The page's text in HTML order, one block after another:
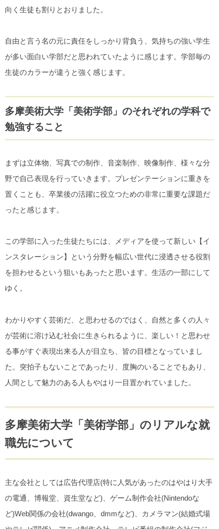
向く生徒も割りとおりました。
自由と言う名の元に責任をしっかり背負う、気持ちの強い学生
が多い面白い学部だと思われていたように感じます。学部毎の
生徒のカラーが違うと強く感じます。
多摩美術大学「美術学部」のそれぞれの学科で
勉強すること
まずは立体物、写真での制作、音楽制作、映像制作、様々な分
野で自己表現を行っていきます。プレゼンテーションに重きを
置くことも、卒業後の活躍に役立つための非常に重要な課題だ
ったと感じます。
この学部に入った生徒たちには、メディアを使って新しい【イ
ンスタレーション】という分野を幅広い世代に浸透させる役割
を担わせるという狙いもあったと思います。生活の一部にして
ゆく。
わかりやすく芸術だ、と思わせるのではく、自然と多くの人々
が芸術に溶け込む社会に生きられるように、楽しい！と思わせ
る事がすぐ表現出来る人が目立ち、皆の目標となっていまし
た。突拍子もないことであったり、度胸のいることでもあり、
人間として魅力のある人もやはり一目置かれていました。
多摩美術大学「美術学部」のリアルな就
職先について
主な会社としては広告代理店(特に人気があったのはやはり大手
の電通、博報堂、資生堂など)、ゲーム制作会社(Nintendoな
ど)Web関係の会社(dwango、dmmなど)、カメラマン(結婚式場